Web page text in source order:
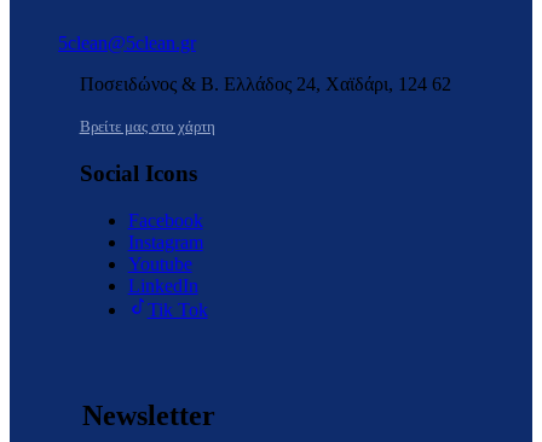
5clean@5clean.gr
Ποσειδώνος & Β. Ελλάδος 24, Χαϊδάρι, 124 62
Βρείτε μας στο χάρτη
Social Icons
Facebook
Instagram
Youtube
LinkedIn
Tik Tok
Newsletter